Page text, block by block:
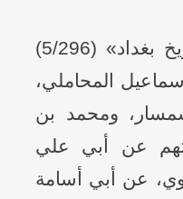
ورواه الخطيب في «تاريخ بغداد» (5/296)
المحاملي،
ومحمد بن
عن أبي علي
عن أبي أسامة